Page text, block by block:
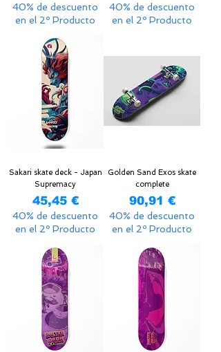
40% de descuento
en el 2º Producto
40% de descuento
en el 2º Producto
Sakari skate deck - Japan
Supremacy
Precio
45,45 €
40% de descuento
en el 2º Producto
Golden Sand Exos skate
complete
Precio
90,91 €
40% de descuento
en el 2º Producto